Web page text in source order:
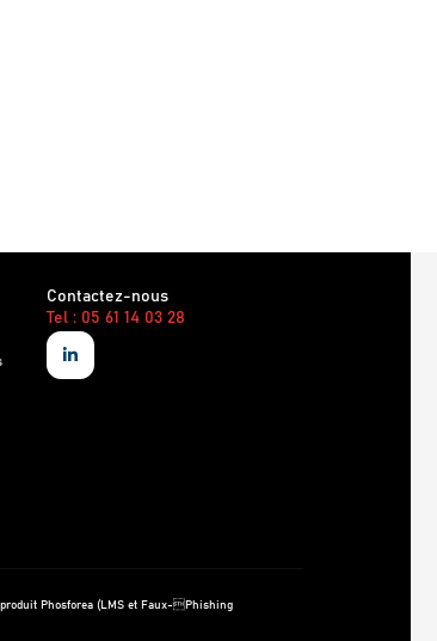
Contactez-nous
Tel : 05 61 14 03 28
Phosforea (LMS et Faux-Phishing